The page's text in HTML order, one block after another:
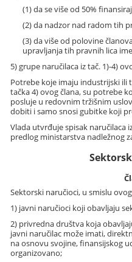
(1) da se više od 50%
(2) da nadzor nad radom tih
(3) da više od polovine
upravljanja tih pravnih lica
5) grupe naručilaca iz tač. 1)-4)
Potrebe koje imaju industrijski ili
tačka 4) ovog člana, su potrebe
posluje u redovnim tržišnim
dobiti i samo snosi gubitke koji
Vlada utvrđuje spisak naručilaca
predlog ministarstva nadležnog
Sektorski naručioci, u smislu
1) javni naručioci koji obavljaju
2) privredna društva koja
javni naručilac može imati,
na osnovu svojine, finansijskog
organizovano;